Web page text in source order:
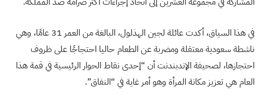
في هذا السياق، أكدت عائلة لجين الهذلول، البالغة من العمر 31 عامًا، وهي
ناشطة سعودية معتقلة ومضربة عن الطعام حاليا احتجاجًا على ظروف
احتجازها، لصحيفة الإندبندنت أن “إحدى نقاط الحوار الرئيسية في قمة هذا
العام هي تعزيز مكانة المرأة وهو أمر غاية في “النفاق”.